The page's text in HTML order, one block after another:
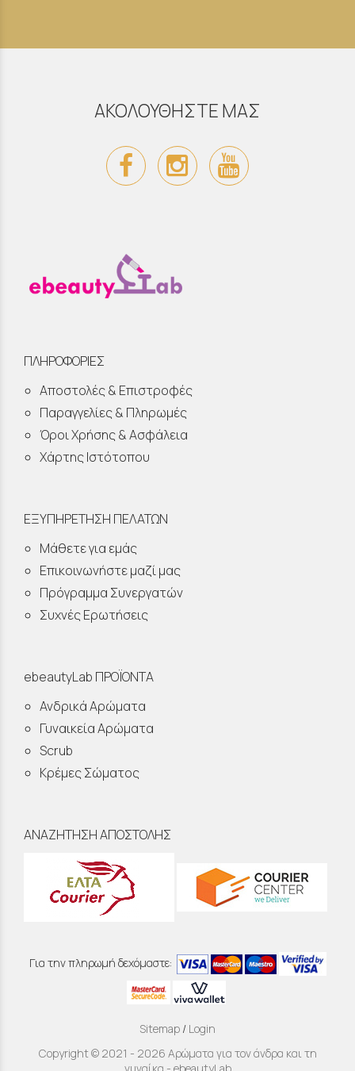
ΑΚΟΛΟΥΘΗΣΤΕ ΜΑΣ
ΠΛΗΡΟΦΟΡΙΕΣ
Αποστολές & Επιστροφές
Παραγγελίες & Πληρωμές
Όροι Χρήσης & Ασφάλεια
Χάρτης Ιστότοπου
ΕΞΥΠΗΡΕΤΗΣΗ ΠΕΛΑΤΩΝ
Μάθετε για εμάς
Επικοινωνήστε μαζί μας
Πρόγραμμα Συνεργατών
Συχνές Ερωτήσεις
ebeautyLab ΠΡΟΪΟΝΤΑ
Ανδρικά Αρώματα
Γυναικεία Αρώματα
Scrub
Κρέμες Σώματος
ΑΝΑΖΗΤΗΣΗ ΑΠΟΣΤΟΛΗΣ
Για την πληρωμή δεχόμαστε:
Sitemap / Login
Copyright © 2021 - 2026 Αρώματα για τον άνδρα και τη